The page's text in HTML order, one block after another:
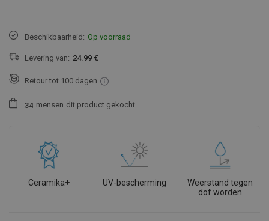
Beschikbaarheid: Op voorraad
Levering van: 24.99 €
Retour tot 100 dagen
34 mensen dit product gekocht.
Ceramika+ UV-bescherming
Weerstand tegen
dof worden